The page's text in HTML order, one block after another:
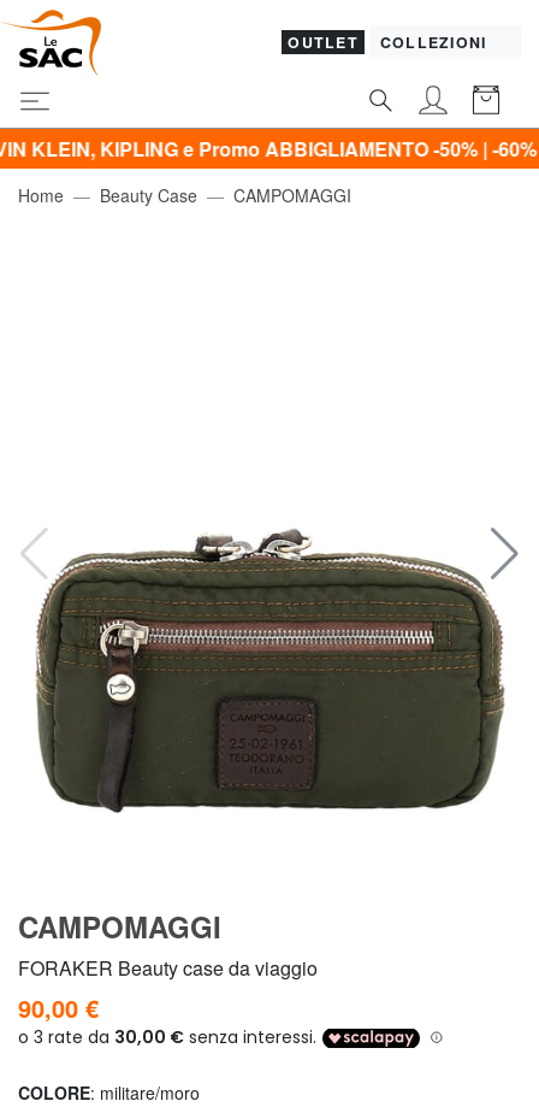
OUTLET COLLEZIONI
e Promo ABBIGLIAMENTO -50% | -60% | -70% | -
Home Beauty Case CAMPOMAGGI
CAMPOMAGGI
FORAKER Beauty case da viaggio
90,00 €
COLORE: militare/moro